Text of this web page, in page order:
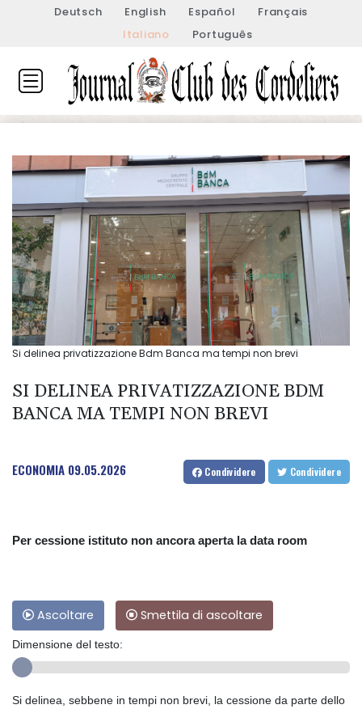
Deutsch English Español
Français
Italiano
Português
Si delinea privatizzazione Bdm Banca ma tempi non brevi
SI DELINEA PRIVATIZZAZIONE BDM
BANCA MA TEMPI NON BREVI
ECONOMIA 09.05.2026 Condividere Condividere
Per cessione istituto non ancora aperta la data room
Ascoltare Smettila di ascoltare
Dimensione del testo:
Si delinea, sebbene in tempi non brevi, la cessione da parte dello